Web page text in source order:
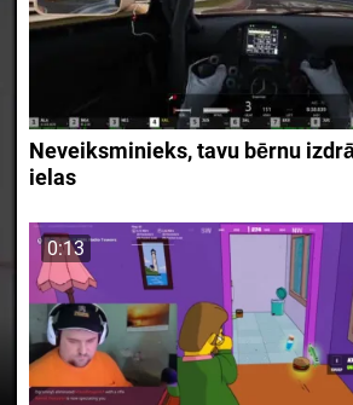
Neveiksminieks, tavu bērnu
ielas
0:13